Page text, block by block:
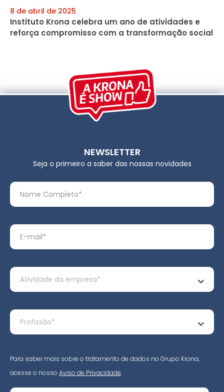
8 de abril de 2025
Instituto Krona celebra um ano de atividades e
reforça compromisso com a transformação social
NEWSLETTER
Seja o primeiro a saber das nossas novidades
Para saber mais sobre o tratamento de dados no Grupo Krona,
acesse o nosso Aviso de Privacidade.